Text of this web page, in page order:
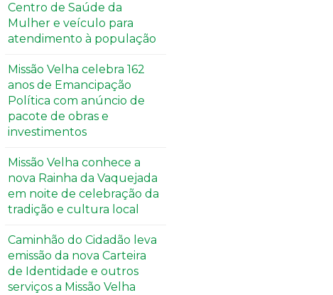
Centro de Saúde da
Mulher e veículo para
atendimento à população
Missão Velha celebra 162
anos de Emancipação
Política com anúncio de
pacote de obras e
investimentos
Missão Velha conhece a
nova Rainha da Vaquejada
em noite de celebração da
tradição e cultura local
Caminhão do Cidadão leva
emissão da nova Carteira
de Identidade e outros
serviços a Missão Velha